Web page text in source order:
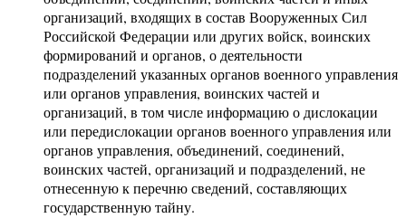
организаций, входящих в состав Вооруженных Сил
Российской Федерации или других войск, воинских
формирований и органов, о деятельности
подразделений указанных органов военного управления
или органов управления, воинских частей и
организаций, в том числе информацию о дислокации
или передислокации органов военного управления или
органов управления, объединений, соединений,
воинских частей, организаций и подразделений, не
отнесенную к перечню сведений, составляющих
государственную тайну.